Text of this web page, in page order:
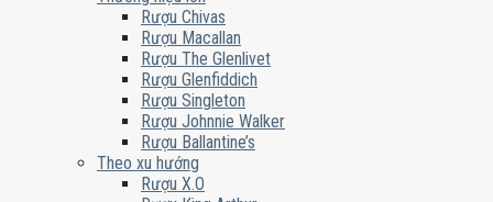
Rượu Chivas
Rượu Macallan
Rượu The Glenlivet
Rượu Glenfiddich
Rượu Singleton
Rượu Johnnie Walker
Rượu Ballantine’s
Theo xu hướng
Rượu X.O